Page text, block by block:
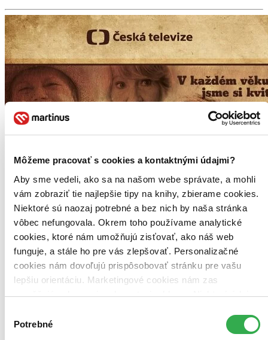
Môžeme pracovať s cookies a kontaktnými údajmi?
Aby sme vedeli, ako sa na našom webe správate, a mohli
vám zobraziť tie najlepšie tipy na knihy, zbierame cookies.
Niektoré sú naozaj potrebné a bez nich by naša stránka
vôbec nefungovala. Okrem toho používame analytické
cookies, ktoré nám umožňujú zisťovať, ako náš web
funguje, a stále ho pre vás zlepšovať. Personalizačné
cookies nám dovoľujú prispôsobovať stránku pre vašu
lepšiu orientáciu. Marketingové cookies nám zas
umožňujú zobrazenie relevantnej reklamy. Niektoré údaje
keby sme mohli používať všetky tieto cookies. Ďakujeme!
súhlasu
Potrebné